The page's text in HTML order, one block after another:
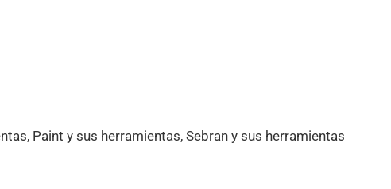
Paint y sus herramientas, Sebran y sus herramientas